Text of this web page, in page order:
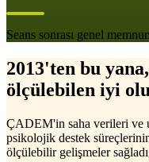
Seans sonrası genel
2013'ten bu
ölçülebilen iyi
ÇADEM'in saha verileri ve
psikolojik destek
ölçülebilir gelişmeler